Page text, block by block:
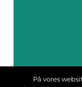
På vores